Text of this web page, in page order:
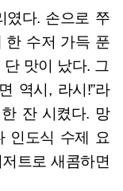
였다. 손으로 쭈
한 수저 가득 푼
맛이 났다. 그
역시, 라시!”라
잔 시켰다. 망
인도식 수제 요
트로 새콤하면